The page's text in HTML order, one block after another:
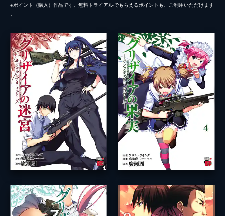
※ポイント（購⼊）作品です。無料トライアルでもらえるポイントも、ご利⽤いただけます